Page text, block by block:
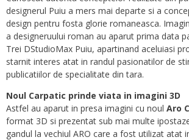
designerul Puiu a mers mai departe si a
design pentru fosta glorie romaneasca.
a designeruului roman au aparut prima data
Trei DStudioMax Puiu, apartinand aceluiasi
starnit interes atat in randul pasionatilor de
publicatiilor de specialitate din tara.
Noul Carpatic prinde viata in imagini 3D
Astfel au aparut in presa imagini cu noul Aro
format 3D si prezentat sub mai multe
gandul la vechiul ARO care a fost utilizat atat